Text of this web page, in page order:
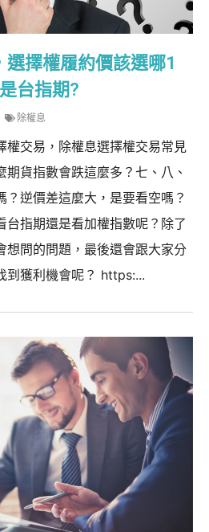
選擇權履約價該選哪1
台指期?
除權息
權交易，除權息選擇權交易常見
貨指數會跌這麼多？七、八、
？逆價差這麼大，是要看空嗎？
台指期還是看加權指數呢？除了
想問的問題，最後還會跟大家分
到獲利機會呢？ https:...